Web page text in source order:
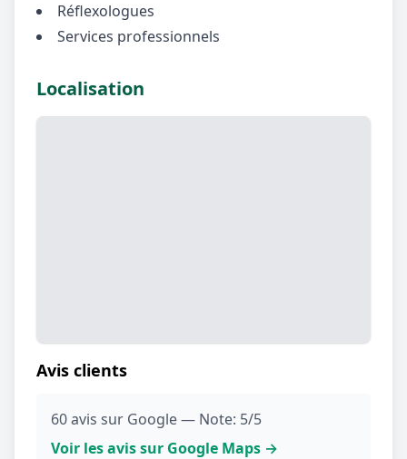
Réflexologues
Services professionnels
Localisation
Avis clients
60 avis sur Google — Note: 5/5
Voir les avis sur Google Maps →